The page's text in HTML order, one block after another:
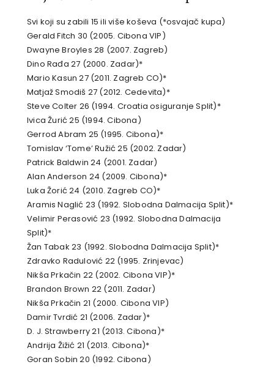
Svi koji su zabili 15 ili više koševa (*osvajač kupa)
Gerald Fitch 30 (2005. Cibona VIP)
Dwayne Broyles 28 (2007. Zagreb)
Dino Rađa 27 (2000. Zadar)*
Mario Kasun 27 (2011. Zagreb CO)*
Matjaž Smodiš 27 (2012. Cedevita)*
Steve Colter 26 (1994. Croatia osiguranje Split)*
Ivica Žurić 25 (1994. Cibona)
Gerrod Abram 25 (1995. Cibona)*
Tomislav ‘Tome’ Ružić 25 (2002. Zadar)
Patrick Baldwin 24 (2001. Zadar)
Alan Anderson 24 (2009. Cibona)*
Luka Žorić 24 (2010. Zagreb CO)*
Aramis Naglić 23 (1992. Slobodna Dalmacija Split)*
Velimir Perasović 23 (1992. Slobodna Dalmacija
Split)*
Žan Tabak 23 (1992. Slobodna Dalmacija Split)*
Zdravko Radulović 22 (1995. Zrinjevac)
Nikša Prkačin 22 (2002. Cibona VIP)*
Brandon Brown 22 (2011. Zadar)
Nikša Prkačin 21 (2000. Cibona VIP)
Damir Tvrdić 21 (2006. Zadar)*
D. J. Strawberry 21 (2013. Cibona)*
Andrija Žižić 21 (2013. Cibona)*
Goran Sobin 20 (1992. Cibona)